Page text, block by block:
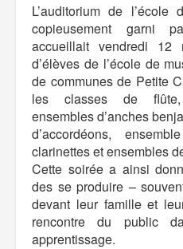
L’auditorium de
copieusement garni
accueillait vendredi 12
d’élèves de l’école de
de communes de Petite
les classes de flûte,
ensembles d’anches
d’accordéons,
clarinettes et ensembles
Cette soirée a ainsi
des se produire –
devant leur famille et
rencontre du public
apprentissage.